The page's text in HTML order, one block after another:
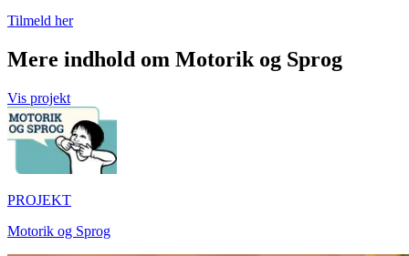
Tilmeld her
Mere indhold om Motorik og Sprog
Vis projekt
PROJEKT
Motorik og Sprog